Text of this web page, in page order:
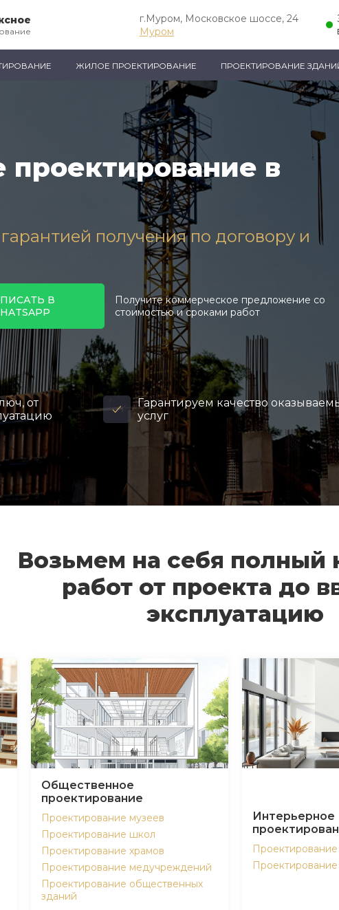
г.Муром, Московское шоссе, 24
Муром
ЖИЛОЕ ПРОЕКТИРОВАНИЕ ПРОЕКТИРОВАНИЕ
в
получения по договору и
В
Получите коммерческое предложение со
стоимостью и сроками работ
от
Гарантируем качество
услуг
Возьмем на себя полный
работ от проекта до
эксплуатацию
Общественное
проектирование
Проектирование музеев
Проектирование школ
Проектирование храмов
Проектирование медучреждений
Проектирование общественных
зданий
Интерьерное
Проектирование